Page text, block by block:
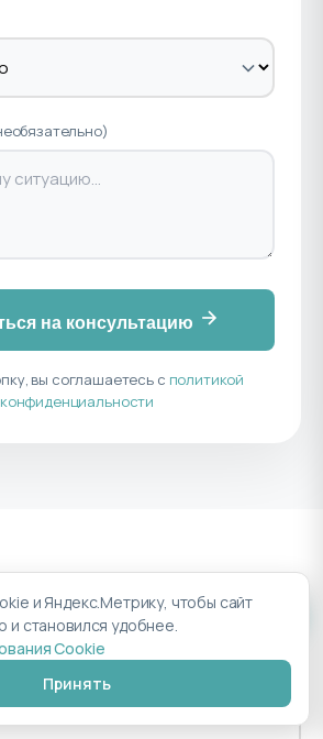
на консультацию
вы соглашаетесь с политикой
конфиденциальности
услуги
и Яндекс.Метрику, чтобы сайт
и становился удобнее.
Cookie
Принять